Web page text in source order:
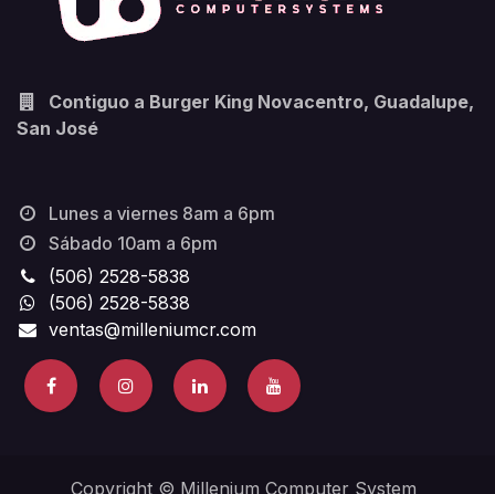
Contiguo a Burger King Novacentro, Guadalupe,
San José
Lunes a viernes 8am a 6pm
Sábado 10am a 6pm
(506) 2528-5838
(506) 2528-5838
ventas@milleniumcr.com
Copyright © Millenium Computer System